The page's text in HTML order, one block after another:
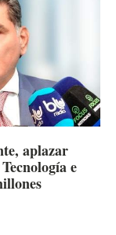
aplazar
e